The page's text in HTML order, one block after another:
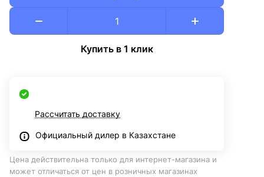
Купить в 1 клик
Рассчитать доставку
Официальный дилер в Казахстане
Цена действительна только для интернет-магазина и
может отличаться от цен в розничных магазинах